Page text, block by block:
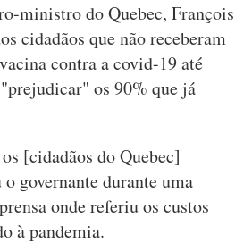
ministro do Quebec, François
cidadãos que não receberam
contra a covid-19 até
os 90% que já
[cidadãos do Quebec]
governante durante uma
onde referiu os custos
à pandemia.